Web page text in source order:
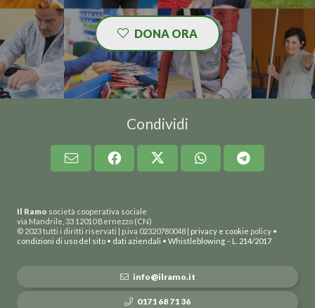
DONA ORA
Condividi
Il Ramo società cooperativa sociale
via Mandrile, 33 12010 Bernezzo (CN)
© 2023 tutti i diritti riservati | p.iva 02320780048 | privacy e cookie policy •
condizioni di uso del sito • dati aziendali • Whistleblowing – L. 214/2017
info@ilramo.it
0171 68 71 36